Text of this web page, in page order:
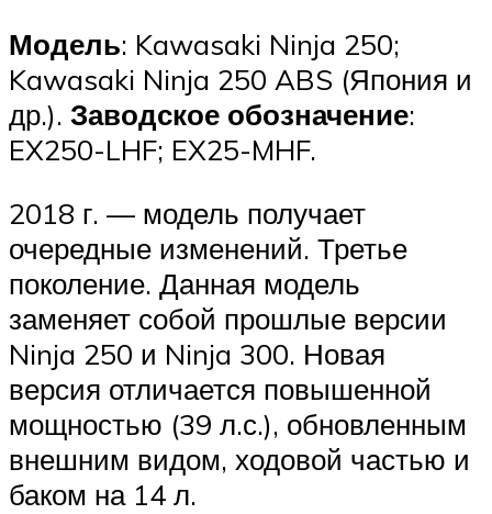
Модель: Kawasaki Ninja 250;
Kawasaki Ninja 250 ABS (Япония и
др.). Заводское обозначение:
EX250-LHF; EX25-MHF.
2018 г. — модель получает
очередные изменений. Третье
поколение. Данная модель
заменяет собой прошлые версии
Ninja 250 и Ninja 300. Новая
версия отличается повышенной
мощностью (39 л.с.), обновленным
внешним видом, ходовой частью и
баком на 14 л.